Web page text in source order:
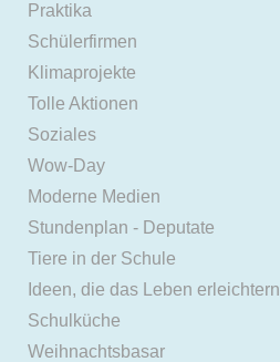
Praktika
Schülerfirmen
Klimaprojekte
Tolle Aktionen
Soziales
Wow-Day
Moderne Medien
Stundenplan - Deputate
Tiere in der Schule
Ideen, die das Leben erleichtern
Schulküche
Weihnachtsbasar